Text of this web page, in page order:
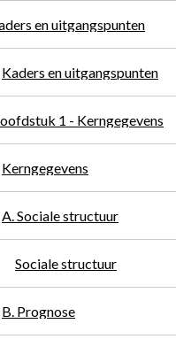
en uitgangspunten
Kaders en uitgangspunten
1 - Kerngegevens
Kerngegevens
A. Sociale structuur
Sociale structuur
B. Prognose